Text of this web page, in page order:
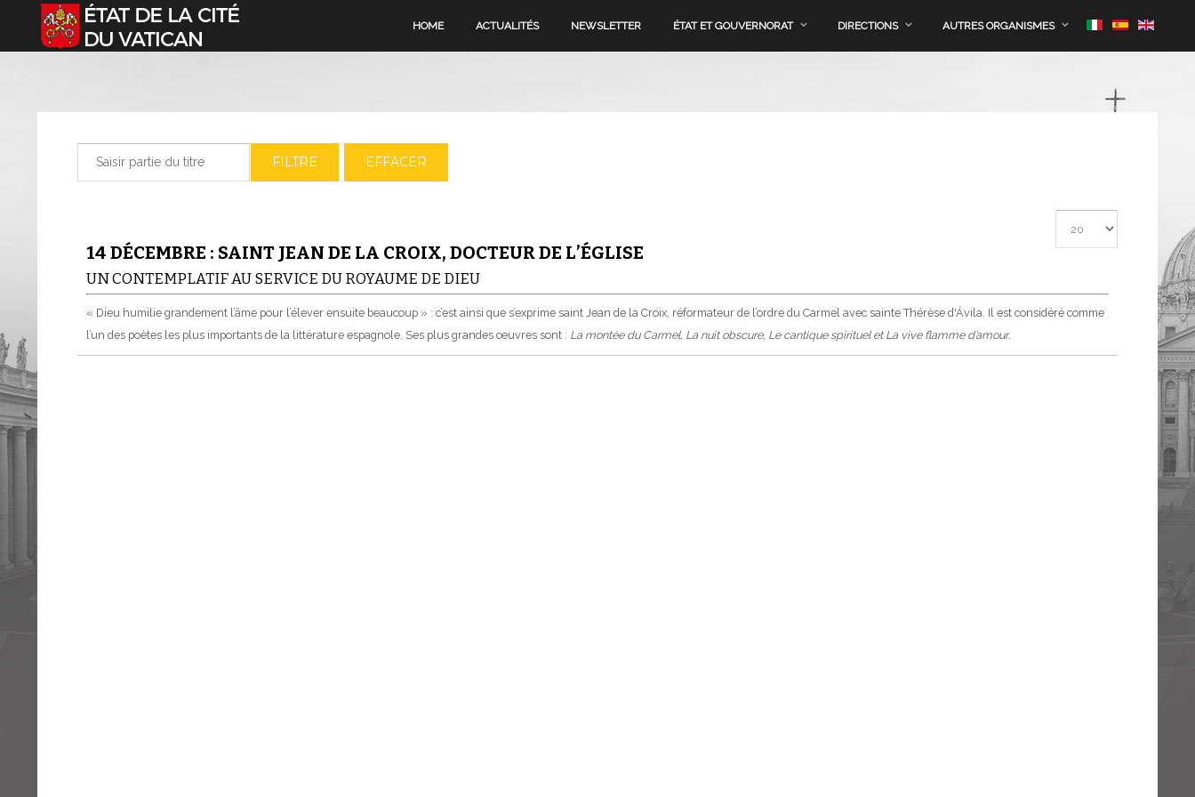
Sélectionnez votre langue HOME ACTUALITÉS NEWSLETTER ÉTAT ET GOUVERNORAT DIRECTIONS AUTRES ORGANISMES
FILTRE EFFACER
14 DÉCEMBRE : SAINT JEAN DE LA CROIX, DOCTEUR DE L’ÉGLISE
UN CONTEMPLATIF AU SERVICE DU ROYAUME DE DIEU
« Dieu humilie grandement l’âme pour l’élever ensuite beaucoup » : c’est ainsi que s’exprime saint Jean de la Croix, réformateur de l’ordre du Carmel avec sainte Thérèse d'Ávila. Il est considéré comme
l’un des poètes les plus importants de la littérature espagnole. Ses plus grandes œuvres sont : La montée du Carmel, La nuit obscure, Le cantique spirituel et La vive flamme d’amour.